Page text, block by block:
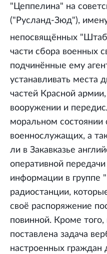
"Цеппелина" на
("Русланд-Зюд"),
непосвящённых
части сбора военных
подчинённые ему
устанавливать места
частей Красной
вооружении и
моральном состоянии
военнослужащих, а
ли в Закавказье
оперативной
информации в группе
радиостанции,
своё распоряжение
повинной. Кроме
поставлена задача
настроенных граждан